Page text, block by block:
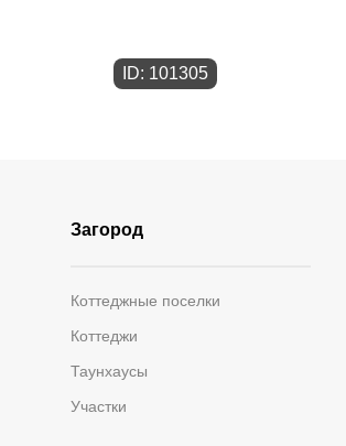
ID: 101305
Загород
Коттеджные поселки
Коттеджи
Таунхаусы
Участки